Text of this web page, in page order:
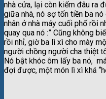
nhà cửa, lại còn kiếm đâu ra
giữa nhà, nó sợ tốn tiền ba
nhân ở nhà máy cuối phố rồi
quay qua nó :” Cũng không
rồi nhỉ, giờ ba lì xì cho mày
người chồng người cha thiệt
Nó bật khóc ôm lấy ba nó,
đợi được, một món lì xì khá